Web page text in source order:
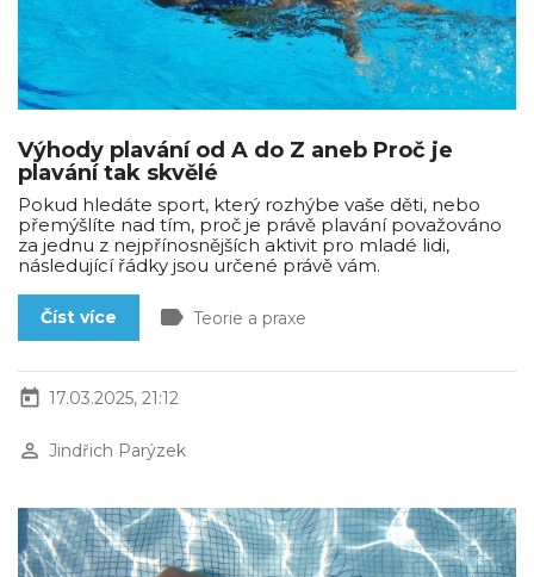
Výhody plavání od A do Z aneb Proč je
plavání tak skvělé
Pokud hledáte sport, který rozhýbe vaše děti, nebo
přemýšlíte nad tím, proč je právě plavání považováno
za jednu z nejpřínosnějších aktivit pro mladé lidi,
následující řádky jsou určené právě vám.
Číst více label Teorie a praxe
today 17.03.2025, 21:12
perm_identity Jindřich Parýzek